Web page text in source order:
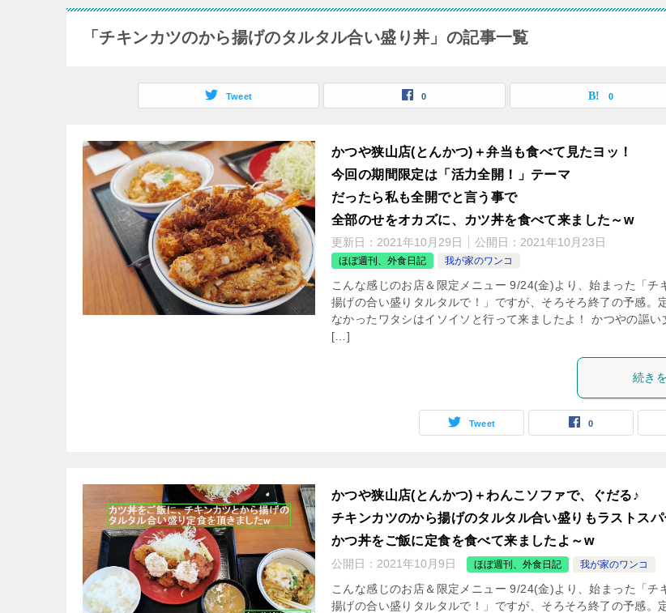
「チキンカツのから揚げのタルタル合い盛り丼」の記事一覧
Tweet 0 0
かつや狭山店(とんかつ)＋弁当も食べて見たヨッ！
今回の期間限定は「活力全開！」テーマ
だったら私も全開でと言う事で
全部のせをオカズに、カツ丼を食べて来ました～w
更新日： 2021年10月29日 公開日： 2021年10月23日
ほぼ週刊、外食日記 我が家のワンコ
こんな感じのお店＆限定メニュー 9/24(金)より、始まった「チ
揚げの合い盛りタルタルで！」ですが、そろそろ終了の予感。
なかったワタシはイソイソと行って来ましたよ！ かつやの謳い
[…]
続き
Tweet 0
かつや狭山店(とんかつ)＋わんこソファで、ぐだる♪
チキンカツのから揚げのタルタル合い盛りもラストスパ
かつ丼をご飯に定食を食べて来ましたよ～w
公開日： 2021年10月9日 ほぼ週刊、外食日記 我が家のワンコ
こんな感じのお店＆限定メニュー 9/24(金)より、始まった「チ
揚げの合い盛りタルタルで！」ですが、そろそろ終了の予感。